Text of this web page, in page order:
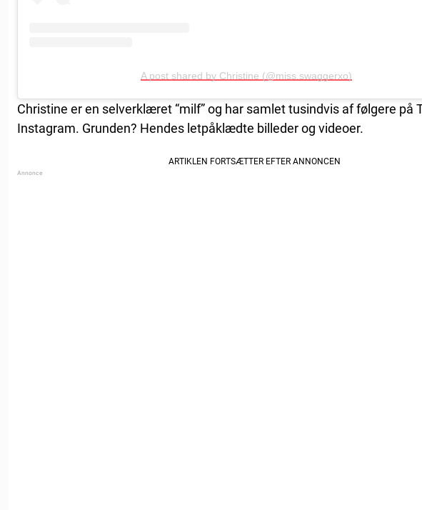
A post shared by Christine (@miss.swaggerxo)
Christine er en selverklæret “milf” og har samlet tusindvis af følgere på
Instagram. Grunden? Hendes letpåklædte billeder og videoer.